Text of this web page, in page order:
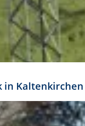
in Kaltenkirchen